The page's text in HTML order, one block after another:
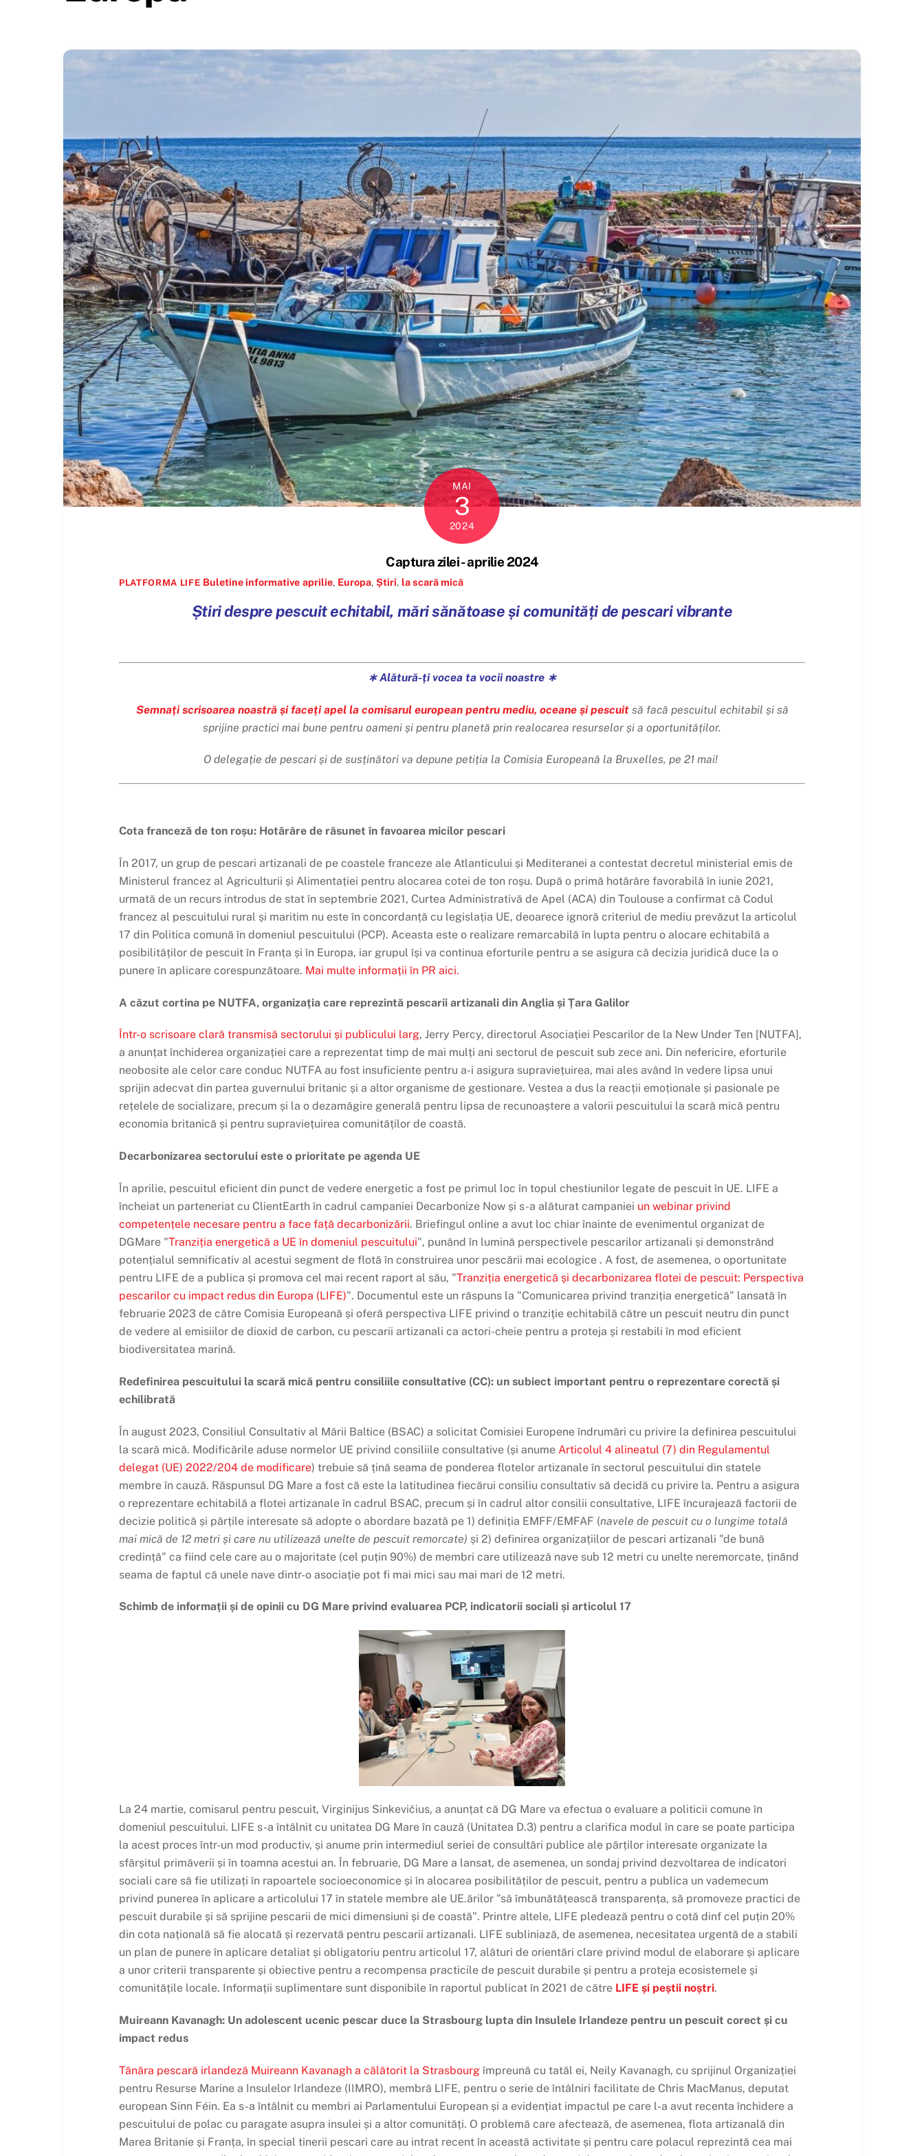
MAI
3
2024
Captura zilei - aprilie 2024
PLATFORMA LIFE Buletine informative aprilie, Europa,Știri, la scară mică
Știri despre pescuit echitabil, mări sănătoase și comunități de pescari vibrante
∗ Alătură-ți vocea ta vocii noastre ∗
Semnați scrisoarea noastră și faceți apel la comisarul european pentru mediu, oceane și pescuitsă facă pescuitul echitabil și să
sprijine practici mai bune pentru oameni și pentru planetă prin realocarea resurselor și a oportunităților.
O delegație de pescari și de susținători va depune petiția la Comisia Europeană la Bruxelles, pe 21 mai!
Cota franceză de ton roșu: Hotărâre de răsunet în favoarea micilor pescari
În 2017, un grup de pescari artizanali de pe coastele franceze ale Atlanticului și Mediteranei a contestat decretul ministerial emis de
Ministerul francez al Agriculturii și Alimentației pentru alocarea cotei de ton roșu. După o primă hotărâre favorabilă în iunie 2021,
urmată de un recurs introdus de stat în septembrie 2021, Curtea Administrativă de Apel (ACA) din Toulouse a confirmat că Codul
francez al pescuitului rural și maritim nu este în concordanță cu legislația UE, deoarece ignoră criteriul de mediu prevăzut la articolul
17 din Politica comună în domeniul pescuitului (PCP). Aceasta este o realizare remarcabilă în lupta pentru o alocare echitabilă a
posibilităților de pescuit în Franța și în Europa, iar grupul își va continua eforturile pentru a se asigura că decizia juridică duce la o
punere în aplicare corespunzătoare. Mai multe informații în PR aici.
A căzut cortina pe NUTFA, organizația care reprezintă pescarii artizanali din Anglia și Țara Galilor
Într-o scrisoare clară transmisă sectorului și publicului larg, Jerry Percy, directorul Asociației Pescarilor de la New Under Ten [NUTFA],
a anunțat închiderea organizației care a reprezentat timp de mai mulți ani sectorul de pescuit sub zece ani. Din nefericire, eforturile
neobosite ale celor care conduc NUTFA au fost insuficiente pentru a-i asigura supraviețuirea, mai ales având în vedere lipsa unui
sprijin adecvat din partea guvernului britanic și a altor organisme de gestionare. Vestea a dus la reacții emoționale și pasionale pe
rețelele de socializare, precum și la o dezamăgire generală pentru lipsa de recunoaștere a valorii pescuitului la scară mică pentru
economia britanică și pentru supraviețuirea comunităților de coastă.
Decarbonizarea sectorului este o prioritate pe agenda UE
În aprilie, pescuitul eficient din punct de vedere energetic a fost pe primul loc în topul chestiunilor legate de pescuit în UE. LIFE a
încheiat un parteneriat cu ClientEarth în cadrul campaniei Decarbonize Now și s-a alăturat campaniei un webinar privind
competențele necesare pentru a face față decarbonizării. Briefingul online a avut loc chiar înainte de evenimentul organizat de
DGMare "Tranziția energetică a UE în domeniul pescuitului", punând în lumină perspectivele pescarilor artizanali și demonstrând
potențialul semnificativ al acestui segment de flotă în construirea unor pescării mai ecologice . A fost, de asemenea, o oportunitate
pentru LIFE de a publica și promova cel mai recent raport al său, "Tranziția energetică și decarbonizarea flotei de pescuit: Perspectiva
pescarilor cu impact redus din Europa (LIFE)". Documentul este un răspuns la "Comunicarea privind tranziția energetică" lansată în
februarie 2023 de către Comisia Europeană și oferă perspectiva LIFE privind o tranziție echitabilă către un pescuit neutru din punct
de vedere al emisiilor de dioxid de carbon, cu pescarii artizanali ca actori-cheie pentru a proteja și restabili în mod eficient
biodiversitatea marină.
Redefinirea pescuitului la scară mică pentru consiliile consultative (CC): un subiect important pentru o reprezentare corectă și
echilibrată
În august 2023, Consiliul Consultativ al Mării Baltice (BSAC) a solicitat Comisiei Europene îndrumări cu privire la definirea pescuitului
la scară mică. Modificările aduse normelor UE privind consiliile consultative (și anume Articolul 4 alineatul (7) din Regulamentul
delegat (UE) 2022/204 de modificare) trebuie să țină seama de ponderea flotelor artizanale în sectorul pescuitului din statele
membre în cauză. Răspunsul DG Mare a fost că este la latitudinea fiecărui consiliu consultativ să decidă cu privire la. Pentru a asigura
o reprezentare echitabilă a flotei artizanale în cadrul BSAC, precum și în cadrul altor consilii consultative, LIFE încurajează factorii de
decizie politică și părțile interesate să adopte o abordare bazată pe 1) definiția EMFF/EMFAF (navele de pescuit cu o lungime totală
mai mică de 12 metri și care nu utilizează unelte de pescuit remorcate) și 2) definirea organizațiilor de pescari artizanali "de bună
credință" ca fiind cele care au o majoritate (cel puțin 90%) de membri care utilizează nave sub 12 metri cu unelte neremorcate, ținând
seama de faptul că unele nave dintr-o asociație pot fi mai mici sau mai mari de 12 metri.
Schimb de informații și de opinii cu DG Mare privind evaluarea PCP, indicatorii sociali și articolul 17
La 24 martie, comisarul pentru pescuit, Virginijus Sinkevičius, a anunțat că DG Mare va efectua o evaluare a politicii comune în
domeniul pescuitului. LIFE s-a întâlnit cu unitatea DG Mare în cauză (Unitatea D.3) pentru a clarifica modul în care se poate participa
la acest proces într-un mod productiv, și anume prin intermediul seriei de consultări publice ale părților interesate organizate la
sfârșitul primăverii și în toamna acestui an. În februarie, DG Mare a lansat, de asemenea, un sondaj privind dezvoltarea de indicatori
sociali care să fie utilizați în rapoartele socioeconomice și în alocarea posibilităților de pescuit, pentru a publica un vademecum
privind punerea în aplicare a articolului 17 în statele membre ale UE.ărilor "să îmbunătățească transparența, să promoveze practici de
pescuit durabile și să sprijine pescarii de mici dimensiuni și de coastă". Printre altele, LIFE pledează pentru o cotă dinf cel puțin 20%
din cota națională să fie alocată și rezervată pentru pescarii artizanali. LIFE subliniază, de asemenea, necesitatea urgentă de a stabili
un plan de punere în aplicare detaliat și obligatoriu pentru articolul 17, alături de orientări clare privind modul de elaborare și aplicare
a unor criterii transparente și obiective pentru a recompensa practicile de pescuit durabile și pentru a proteja ecosistemele și
comunitățile locale. Informații suplimentare sunt disponibile în raportul publicat în 2021 de către LIFE și peștii noștri.
Muireann Kavanagh: Un adolescent ucenic pescar duce la Strasbourg lupta din Insulele Irlandeze pentru un pescuit corect și cu
impact redus
Tânăra pescară irlandeză Muireann Kavanagh a călătorit la Strasbourg împreună cu tatăl ei, Neily Kavanagh, cu sprijinul Organizației
pentru Resurse Marine a Insulelor Irlandeze (IIMRO), membră LIFE, pentru o serie de întâlniri facilitate de Chris MacManus, deputat
european Sinn Féin. Ea s-a întâlnit cu membri ai Parlamentului European și a evidențiat impactul pe care l-a avut recenta închidere a
pescuitului de polac cu paragate asupra insulei și a altor comunități. O problemă care afectează, de asemenea, flota artizanală din
Marea Britanie și Franța, în special tinerii pescari care au intrat recent în această activitate și pentru care polacul reprezintă cea mai